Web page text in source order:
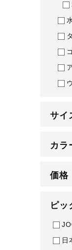
ソフトボ
ウィンタ
ワーキング
アウトド
健康／エ
サイ
カラ
価格
ピッ
日